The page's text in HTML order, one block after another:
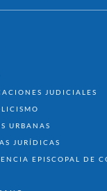
JUDICIALES
URBANAS
JURÍDICAS
EPISCOPAL DE